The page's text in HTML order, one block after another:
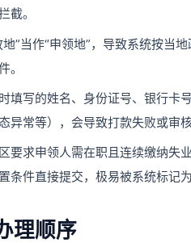
截。
地”当作“申领地”，导致系统按当
。
填写的姓名、身份证号、银行卡
异常等），会导致打款失败或审核
要求申领人需在职且连续缴纳失
条件直接提交，极易被系统标记为
理顺序